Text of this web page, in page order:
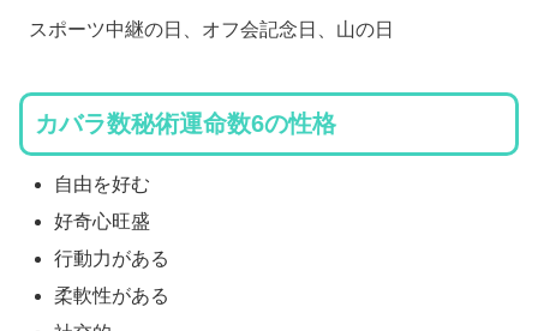
スポーツ中継の日、オフ会記念日、山の日
カバラ数秘術運命数6の性格
自由を好む
好奇心旺盛
行動力がある
柔軟性がある